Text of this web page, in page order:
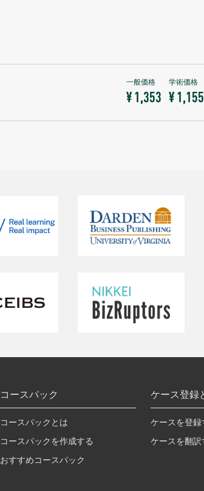
¥ 1,353 ¥ 1,155
コースパック
コースパックとは
コースパックを作成する
おすすめコースパック
ケース登録
ケースを登録
ケースを翻訳